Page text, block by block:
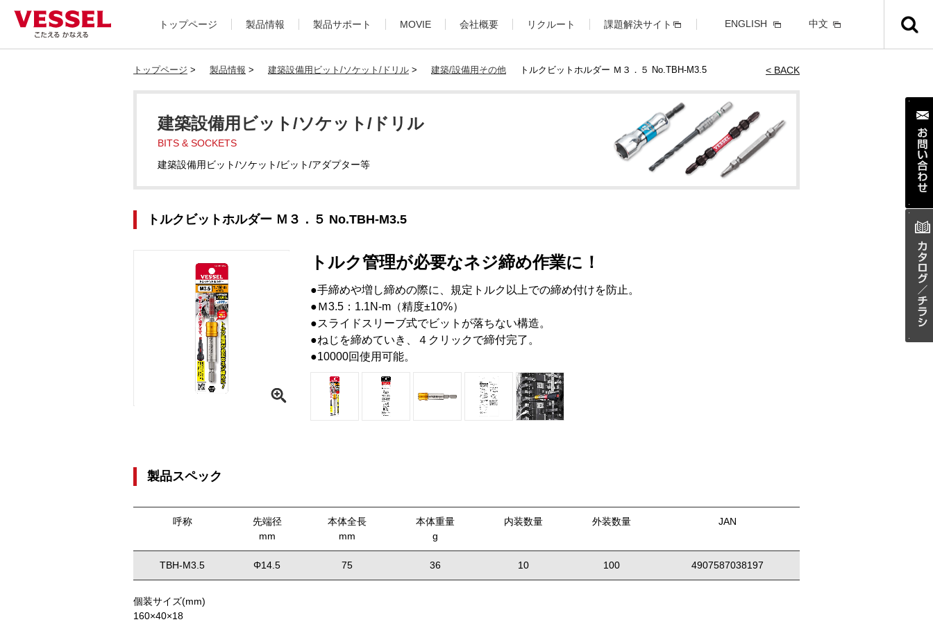
トップページ 製品情報 製品サポート MOVIE 会社概要 リクルート 課題解決サイト ENGLISH 中文
トップページ > 製品情報 > 建築設備用ビット/ソケット/ドリル > 建築/設備用その他 トルクビットホルダー Ｍ３．５ No.TBH-M3.5 < BACK
建築設備用ビット/ソケット/ドリル
BITS & SOCKETS
建築設備用ビット/ソケット/ビット/アダプター等
トルクビットホルダー Ｍ３．５ No.TBH-M3.5
トルク管理が必要なネジ締め作業に！
●手締めや増し締めの際に、規定トルク以上での締め付けを防止。
●Ｍ3.5：1.1N-m（精度±10%）
●スライドスリーブ式でビットが落ちない構造。
●ねじを締めていき、４クリックで締付完了。
●10000回使用可能。
製品スペック
呼称
先端径
mm
本体全長
mm
本体重量
g
内装数量 外装数量 JAN
TBH-M3.5 Φ14.5 75 36 10 100 4907587038197
個装サイズ(mm)
160×40×18